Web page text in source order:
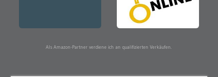
Als Amazon-Partner verdiene ich an qualifizierten Verkäufen.